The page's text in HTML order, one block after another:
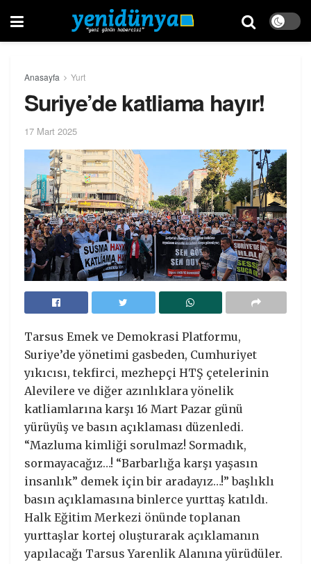
Anasayfa Yurt
Suriye’de katliama hayır!
17 Mart 2025
Tarsus Emek ve Demokrasi Platformu,
Suriye’de yönetimi gasbeden, Cumhuriyet
yıkıcısı, tekfirci, mezhepçi HTŞ çetelerinin
Alevilere ve diğer azınlıklara yönelik
katliamlarına karşı 16 Mart Pazar günü
yürüyüş ve basın açıklaması düzenledi.
“Mazluma kimliği sorulmaz! Sormadık,
sormayacağız…! “Barbarlığa karşı yaşasın
insanlık” demek için bir aradayız…!” başlıklı
basın açıklamasına binlerce yurttaş katıldı.
Halk Eğitim Merkezi önünde toplanan
yurttaşlar kortej oluşturarak açıklamanın
yapılacağı Tarsus Yarenlik Alanına yürüdüler.